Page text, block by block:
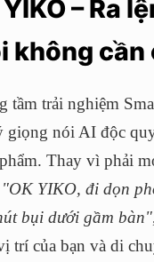
– Ra
không cần
tầm trải nghiệm
giọng nói AI độc
Thay vì phải
"OK YIKO, đi dọn
bụi dưới gầm bàn"
trí của bạn và di